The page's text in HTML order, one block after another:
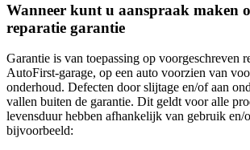
Wanneer kunt u aanspraak maken
reparatie garantie
Garantie is van toepassing op voorgeschreven
AutoFirst-garage, op een auto voorzien van
onderhoud. Defecten door slijtage en/of aan
vallen buiten de garantie. Dit geldt voor alle
levensduur hebben afhankelijk van gebruik en/
bijvoorbeeld: